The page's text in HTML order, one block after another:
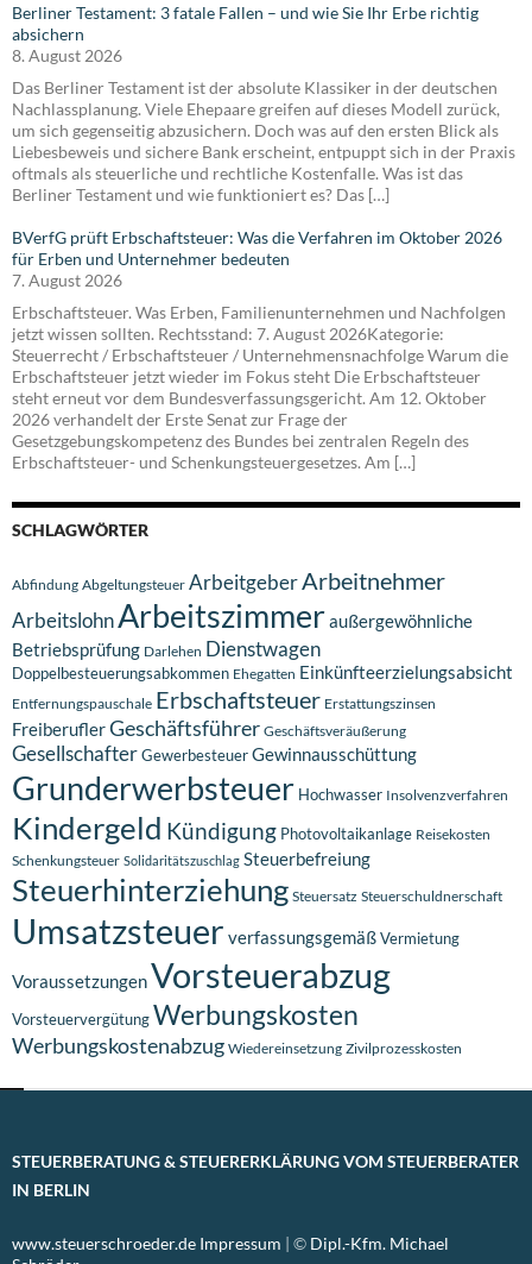
Berliner Testament: 3 fatale Fallen – und wie Sie Ihr Erbe richtig
absichern
8. August 2026
Das Berliner Testament ist der absolute Klassiker in der deutschen
Nachlassplanung. Viele Ehepaare greifen auf dieses Modell zurück,
um sich gegenseitig abzusichern. Doch was auf den ersten Blick als
Liebesbeweis und sichere Bank erscheint, entpuppt sich in der Praxis
oftmals als steuerliche und rechtliche Kostenfalle. Was ist das
Berliner Testament und wie funktioniert es? Das […]
BVerfG prüft Erbschaftsteuer: Was die Verfahren im Oktober 2026
für Erben und Unternehmer bedeuten
7. August 2026
Erbschaftsteuer. Was Erben, Familienunternehmen und Nachfolgen
jetzt wissen sollten. Rechtsstand: 7. August 2026Kategorie:
Steuerrecht / Erbschaftsteuer / Unternehmensnachfolge Warum die
Erbschaftsteuer jetzt wieder im Fokus steht Die Erbschaftsteuer
steht erneut vor dem Bundesverfassungsgericht. Am 12. Oktober
2026 verhandelt der Erste Senat zur Frage der
Gesetzgebungskompetenz des Bundes bei zentralen Regeln des
Erbschaftsteuer- und Schenkungsteuergesetzes. Am […]
SCHLAGWÖRTER
Abfindung Abgeltungsteuer ArbeitgeberArbeitnehmer
ArbeitslohnArbeitszimmeraußergewöhnliche
Betriebsprüfung Darlehen Dienstwagen
Doppelbesteuerungsabkommen Ehegatten Einkünfteerzielungsabsicht
Entfernungspauschale Erbschaftsteuer Erstattungszinsen
FreiberuflerGeschäftsführer Geschäftsveräußerung
GesellschafterGewerbesteuerGewinnausschüttung
Grunderwerbsteuer Hochwasser Insolvenzverfahren
Kindergeld Kündigung Photovoltaikanlage Reisekosten
Schenkungsteuer Solidaritätszuschlag Steuerbefreiung
Steuerhinterziehung Steuersatz Steuerschuldnerschaft
Umsatzsteuer verfassungsgemäßVermietung
VoraussetzungenVorsteuerabzug
VorsteuervergütungWerbungskosten
Werbungskostenabzug Wiedereinsetzung Zivilprozesskosten
STEUERBERATUNG & STEUERERKLÄRUNG VOM STEUERBERATER
IN BERLIN
www.steuerschroeder.de Impressum | © Dipl.-Kfm. Michael